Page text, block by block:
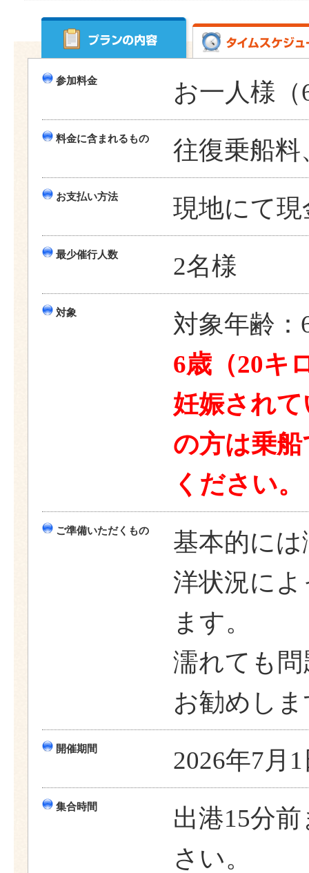
参加料金 お一人様
料金に含まれるもの 往復乗船
お支払い方法 現地にて現
最少催行人数 2名様
対象
対象年齢：
6歳（20キ
妊娠され
の方は乗
ください。
ご準備いただくもの
基本的に
洋状況に
ます。
濡れても
お勧めし
開催期間 2026年7月
集合時間
出港15分
さい。